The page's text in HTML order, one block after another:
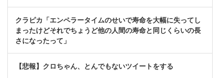
クラピカ「エンペラータイムのせいで寿命を大幅に失ってし
まったけどそれでちょうど他の人間の寿命と同じくらいの長
さになったって」
【悲報】クロちゃん、とんでもないツイートをする